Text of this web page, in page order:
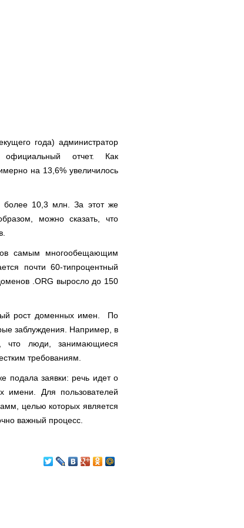
года) администратор
отчет. Как
на 13,6% увеличилось
более 10,3 млн. За этот же
можно сказать, что
самым многообещающим
почти 60-типроцентный
.ORG выросло до 150
рост доменных имен. По
заблуждения. Например, в
что люди, занимающиеся
требованиям.
подала заявки: речь идет о
имени. Для пользователей
целью которых является
важный процесс.